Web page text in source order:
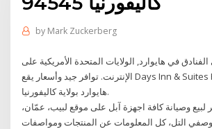
by Mark Zuckerberg
في هايوارد, الولايات المتحدة الأمريكية على
الإنترنت. توافر جيد وأسعار يقع Days Inn & Suites Hayward في
هايوارد بولاية كاليفورنيا.
وصيانة كافة اجهزة آبل على موقع لبيب، عمّان،
وصفي التل، كل المعلومات عن المنتجات ومواصفات